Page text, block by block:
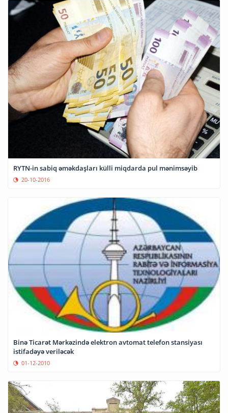
RYTN-in sabiq əməkdaşları külli miqdarda pul mənimsəyib
20-10-2016
Binə Ticarət Mərkəzində elektron avtomat telefon stansiyası
istifadəyə veriləcək
01-12-2010